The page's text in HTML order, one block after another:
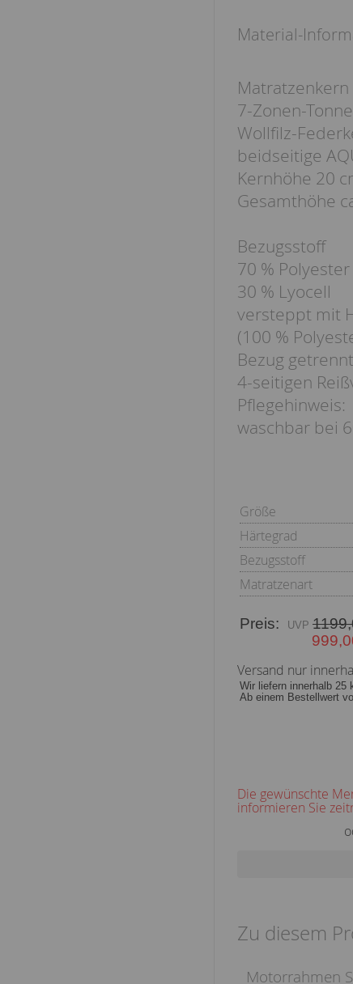
Material-
Matratzenkern
7-Zonen-
Wollfilz-
beidseitige
Kernhöhe 20
Gesamthöhe
Bezugsstoff
70 % Polyester
30 % Lyocell
versteppt mit
(100 %
Bezug
4-seitigen
Pflegehinweis:
waschbar bei
Größe
Härtegrad
Bezugsstoff
Matratzenart
Preis:
Versand nur
Wir liefern innerhalb 25
Ab einem Bestellwert
Die gewünschte
informieren Sie
Zu diesem
Motorrahmen